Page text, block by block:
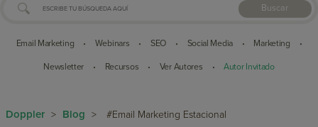
Buscar
Email Marketing • Webinars • SEO • Social Media • Marketing •
Newsletter • Recursos • Ver Autores • Autor Invitado
Doppler > Blog > #Email Marketing Estacional